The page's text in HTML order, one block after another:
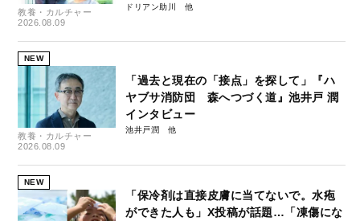
教養・カルチャー
2026.08.09
ドリアン助川
NEW
教養・カルチャー
2026.08.09
「過去と現在の「接点」を探して」『ハ
ヤブサ消防団 森へつづく道』池井戸 潤
インタビュー
池井戸潤
NEW
「保冷剤は直接皮膚に当てないで。水疱
ができた人も」X投稿が話題…「凍傷にな